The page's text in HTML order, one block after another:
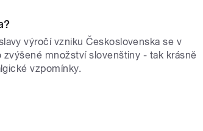
výročí vzniku Československa se v
zvýšené množství slovenštiny - tak krásně
vzpomínky.